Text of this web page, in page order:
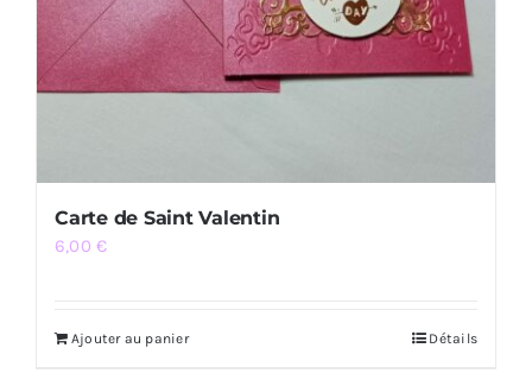
Carte de Saint Valentin
6,00€
Ajouter au panier Détails